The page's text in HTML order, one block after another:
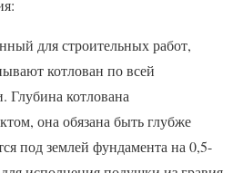
для строительных работ,
котлован по всей
Глубина котлована
она обязана быть глубже
под землей фундамента на 0,5-